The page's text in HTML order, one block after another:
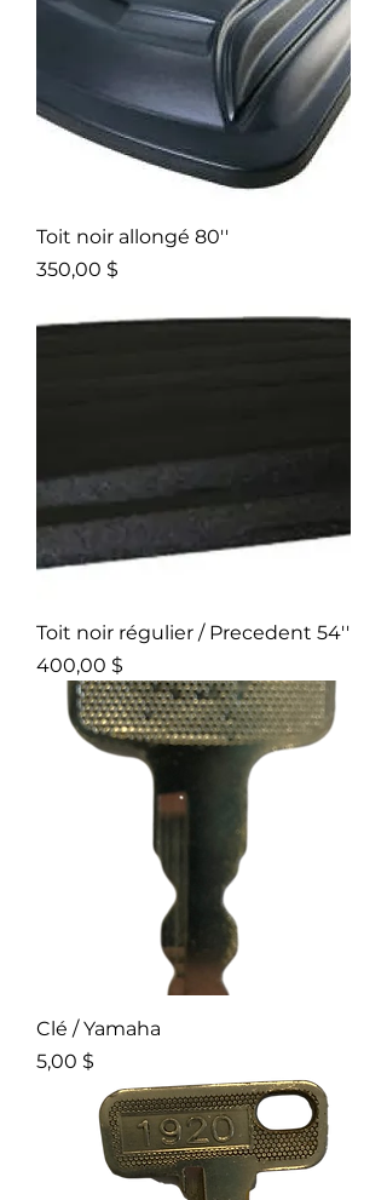
Toit noir allongé 80''
Prix
350,00 $
Toit noir régulier / Precedent 54''
Prix
400,00 $
Clé / Yamaha
Prix
5,00 $